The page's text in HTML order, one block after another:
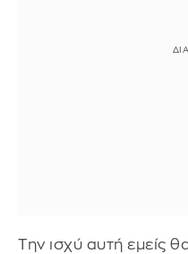
Την ισχύ αυτή εμείς